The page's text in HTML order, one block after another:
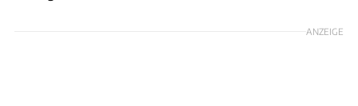
ANZEIGE